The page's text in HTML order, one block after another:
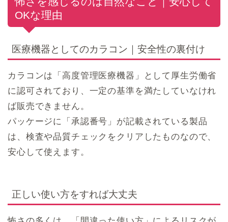
OKな理由
医療機器としてのカラコン｜安全性の裏付け
カラコンは「高度管理医療機器」として厚生労働省
に認可されており、一定の基準を満たしていなけれ
ば販売できません。
パッケージに「承認番号」が記載されている製品
は、検査や品質チェックをクリアしたものなので、
安心して使えます。
正しい使い方をすれば大丈夫